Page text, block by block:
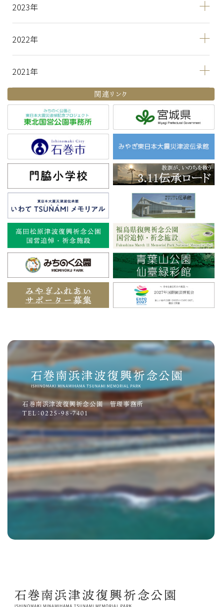
2023
2022
2021
関連リンク
石巻南浜津波復興祈念公園 管理事務所
TEL：0225-98-7401